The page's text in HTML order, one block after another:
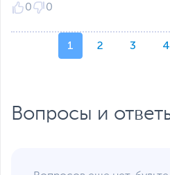
0 0
1 2 3 4
Вопросы и